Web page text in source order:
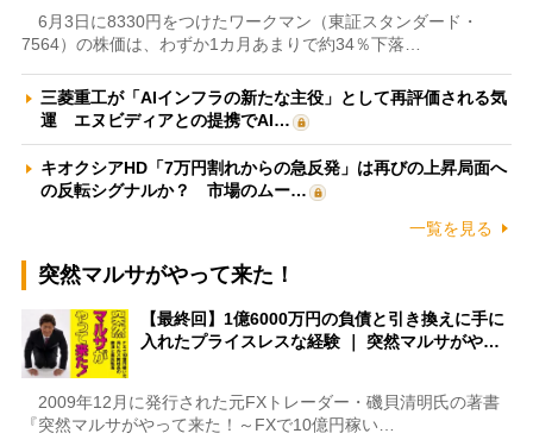
6月3日に8330円をつけたワークマン（東証スタンダード・
7564）の株価は、わずか1カ月あまりで約34％下落…
三菱重工が「AIインフラの新たな主役」として再評価される気
運 エヌビディアとの提携でAI…
キオクシアHD「7万円割れからの急反発」は再びの上昇局面へ
の反転シグナルか？ 市場のムー…
一覧を見る
突然マルサがやって来た！
【最終回】1億6000万円の負債と引き換えに手に
入れたプライスレスな経験 ｜ 突然マルサがや…
2009年12月に発行された元FXトレーダー・磯貝清明氏の著書
『突然マルサがやって来た！～FXで10億円稼い…